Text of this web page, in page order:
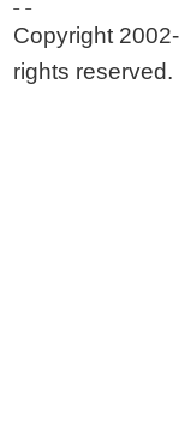
Copyright
rights